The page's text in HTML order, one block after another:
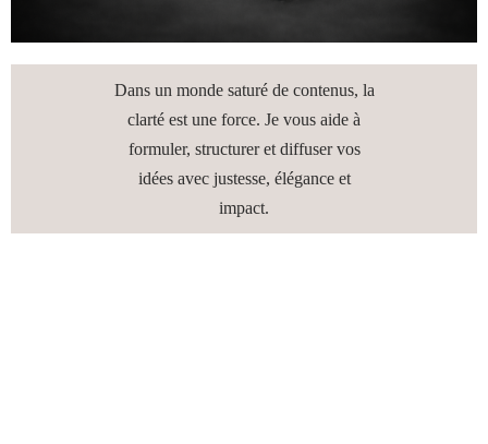
Dans un monde saturé de contenus, la
clarté est une force. Je vous aide à
formuler, structurer et diffuser vos
idées avec justesse, élégance et
impact.